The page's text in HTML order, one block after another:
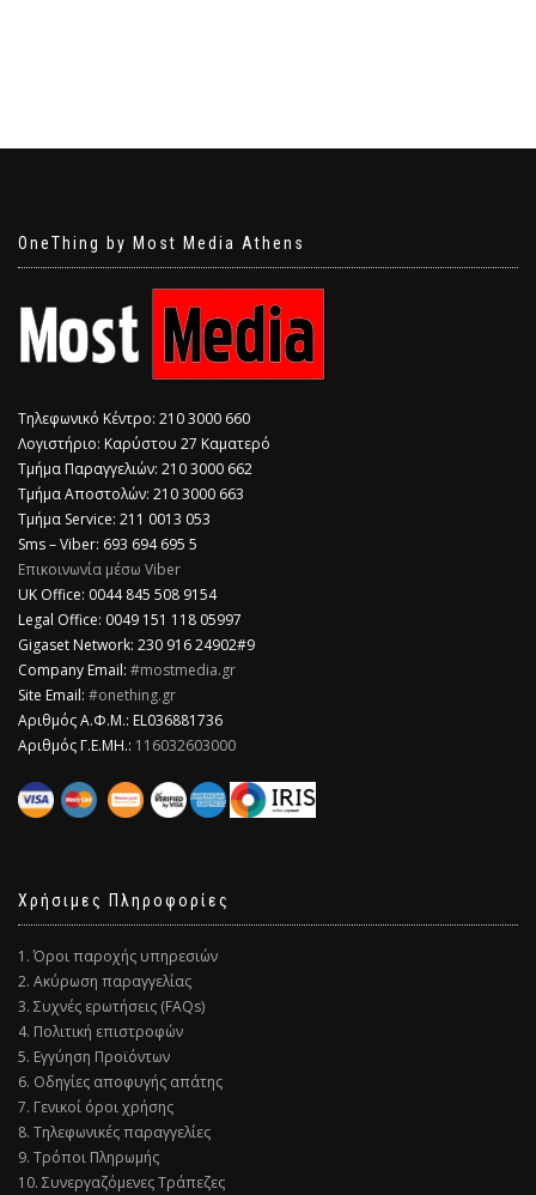
OneThing by Most Media Athens
Τηλεφωνικό Κέντρο: 210 3000 660
Λογιστήριο: Καρύστου 27 Καματερό
Τμήμα Παραγγελιών: 210 3000 662
Τμήμα Αποστολών: 210 3000 663
Τμήμα Service: 211 0013 053
Sms – Viber: 693 694 695 5
Επικοινωνία μέσω Viber
​UK Office: 0044 845 508 9154
Legal Office: 0049 151 118 05997
Gigaset Network: 230 916 24902#9
Company Email: #mostmedia.gr
Site Email: #onething.gr
Αριθμός Α.Φ.Μ.: EL036881736
Αριθμός Γ.Ε.ΜΗ.: 116032603000
Χρήσιμες Πληροφορίες
1. Όροι παροχής υπηρεσιών
2. Ακύρωση παραγγελίας
3. Συχνές ερωτήσεις (FAQs)
4. Πολιτική επιστροφών
5. Εγγύηση Προϊόντων
6. Οδηγίες αποφυγής απάτης
7. Γενικοί όροι χρήσης
8. Τηλεφωνικές παραγγελίες
9. Τρόποι Πληρωμής
10. Συνεργαζόμενες Τράπεζες